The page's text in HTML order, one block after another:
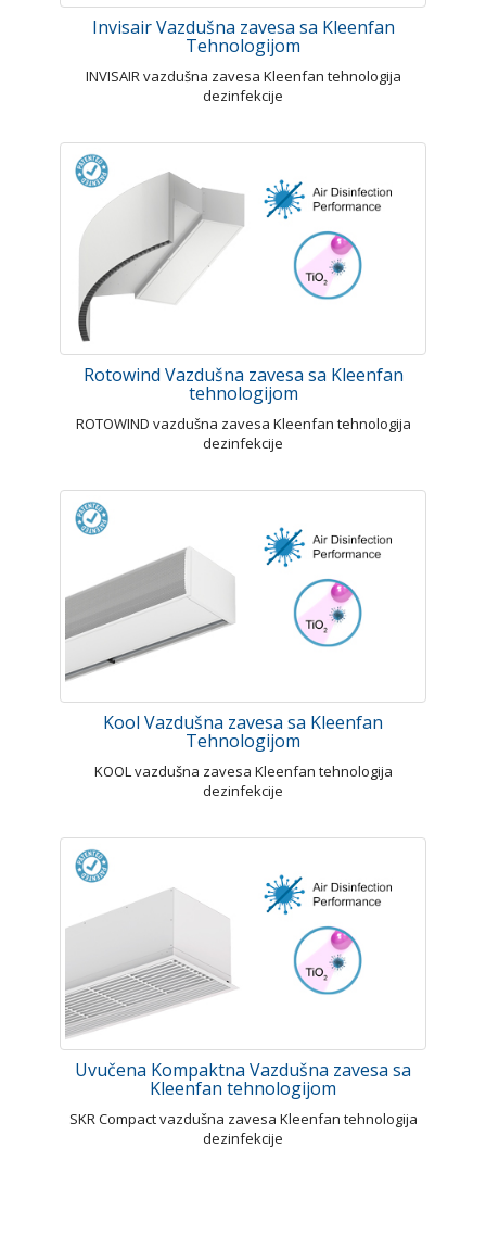
Invisair Vazdušna zavesa sa Kleenfan
Tehnologijom
INVISAIR vazdušna zavesa Kleenfan tehnologija
dezinfekcije
Rotowind Vazdušna zavesa sa Kleenfan
tehnologijom
ROTOWIND vazdušna zavesa Kleenfan tehnologija
dezinfekcije
Kool Vazdušna zavesa sa Kleenfan
Tehnologijom
KOOL vazdušna zavesa Kleenfan tehnologija
dezinfekcije
Uvučena Kompaktna Vazdušna zavesa sa
Kleenfan tehnologijom
SKR Compact vazdušna zavesa Kleenfan tehnologija
dezinfekcije